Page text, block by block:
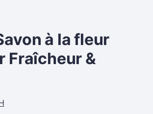
à la fleur
Fraîcheur &